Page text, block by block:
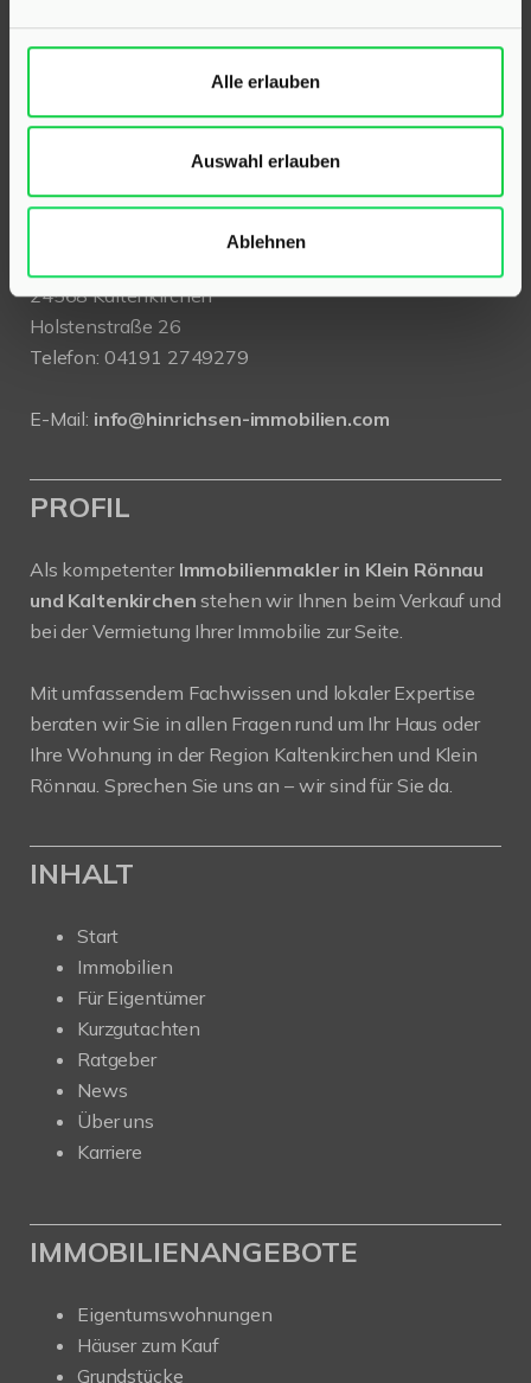
Alle erlauben
Auswahl erlauben
Ablehnen
KONTAKT
Hinrichsen Immobilien GmbH
23795 Klein Rönnau
Bollmoor 2
04551 901690
24568 Kaltenkirchen
Holstenstraße 26
Telefon: 04191 2749279
E-Mail: info@hinrichsen-immobilien.com
PROFIL
Als kompetenter Immobilienmakler in Klein Rönnau
und Kaltenkirchenstehen wir Ihnen beim Verkauf und
bei der Vermietung Ihrer Immobilie zur Seite.
Mit umfassendem Fachwissen und lokaler Expertise
beraten wir Sie in allen Fragen rund um Ihr Haus oder
Ihre Wohnung in der Region Kaltenkirchen und Klein
Rönnau. Sprechen Sie uns an – wir sind für Sie da.
INHALT
Start
Immobilien
Für Eigentümer
Kurzgutachten
Ratgeber
News
Über uns
Karriere
IMMOBILIENANGEBOTE
Eigentumswohnungen
Häuser zum Kauf
Grundstücke